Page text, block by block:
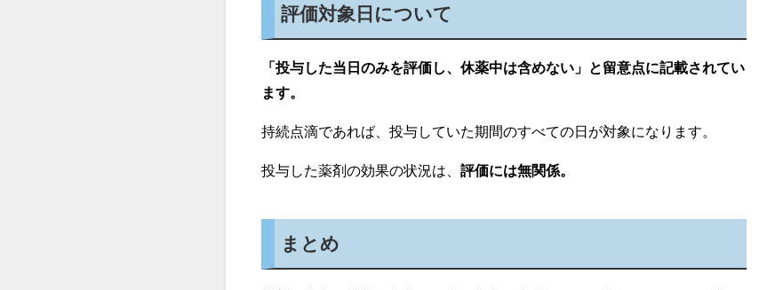
評価対象日について
「投与した当日のみを評価し、休薬中は含めない」と留意点に記載されてい
ます。
持続点滴であれば、投与していた期間のすべての日が対象になります。
投与した薬剤の効果の状況は、評価には無関係。
まとめ